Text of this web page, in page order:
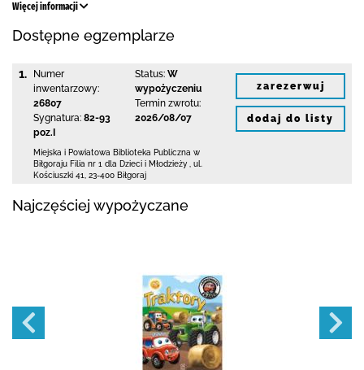
Więcej informacji
Dostępne egzemplarze
1.
Numer
inwentarzowy:
26807
Sygnatura: 82-93
poz.I
Status: W
wypożyczeniu
Termin zwrotu:
2026/08/07
Miejska i Powiatowa Biblioteka Publiczna w
Biłgoraju Filia nr 1 dla Dzieci i Młodzieży
ul.
Kościuszki 41
23-400 Biłgoraj
zarezerwuj
dodaj do listy
Najczęściej wypożyczane